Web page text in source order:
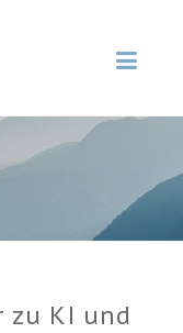
zu KI und